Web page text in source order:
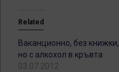
Related
Ваканционно, без книжки,
но с алкохол в кръвта
03.07.2012